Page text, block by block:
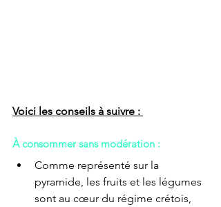
Voici les conseils à suivre :
À consommer sans modération :
Comme représenté sur la
pyramide, les fruits et les légumes
sont au cœur du régime crétois,